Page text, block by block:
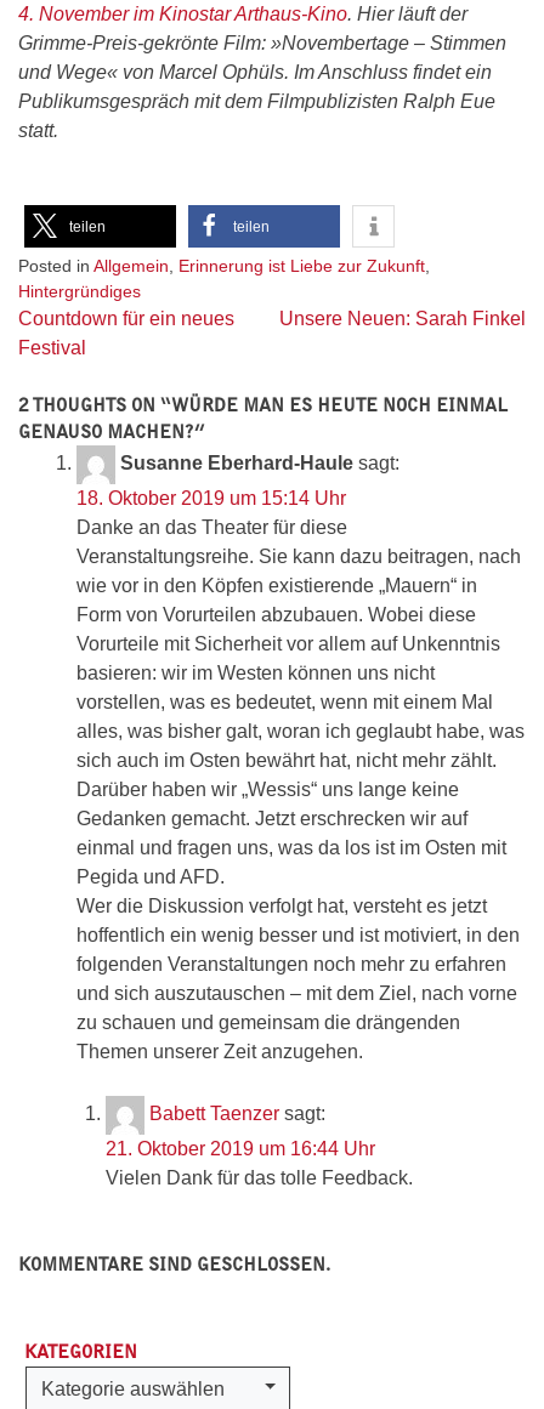
4. November im Kinostar Arthaus-Kino. Hier läuft der
Grimme-Preis-gekrönte Film: »Novembertage – Stimmen
und Wege« von Marcel Ophüls. Im Anschluss findet ein
Publikumsgespräch mit dem Filmpublizisten Ralph Eue
statt.
teilen teilen
Posted in Allgemein Erinnerung ist Liebe zur Zukunft
Hintergründiges
Beitragsnavigation
Countdown für ein neues
Festival
Unsere Neuen: Sarah Finkel
2 THOUGHTS ON “WÜRDE MAN ES HEUTE NOCH EINMAL
GENAUSO MACHEN?”
Susanne Eberhard-Haule sagt:
18. Oktober 2019 um 15:14 Uhr
Danke an das Theater für diese
Veranstaltungsreihe. Sie kann dazu beitragen, nach
wie vor in den Köpfen existierende „Mauern“ in
Form von Vorurteilen abzubauen. Wobei diese
Vorurteile mit Sicherheit vor allem auf Unkenntnis
basieren: wir im Westen können uns nicht
vorstellen, was es bedeutet, wenn mit einem Mal
alles, was bisher galt, woran ich geglaubt habe, was
sich auch im Osten bewährt hat, nicht mehr zählt.
Darüber haben wir „Wessis“ uns lange keine
Gedanken gemacht. Jetzt erschrecken wir auf
einmal und fragen uns, was da los ist im Osten mit
Pegida und AFD.
Wer die Diskussion verfolgt hat, versteht es jetzt
hoffentlich ein wenig besser und ist motiviert, in den
folgenden Veranstaltungen noch mehr zu erfahren
und sich auszutauschen – mit dem Ziel, nach vorne
zu schauen und gemeinsam die drängenden
Themen unserer Zeit anzugehen.
Babett Taenzer sagt:
21. Oktober 2019 um 16:44 Uhr
Vielen Dank für das tolle Feedback.
KOMMENTARE SIND GESCHLOSSEN.
KATEGORIEN
Kategorien
Kategorie auswählen